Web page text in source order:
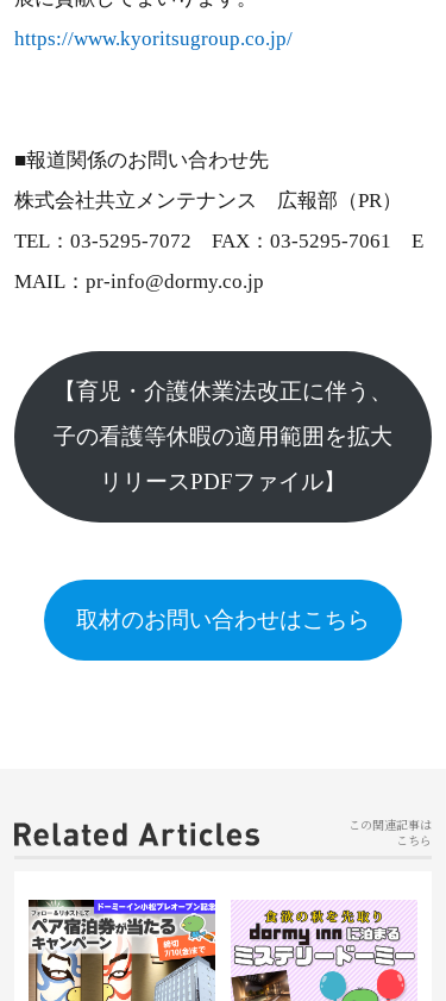
https://www.kyoritsugroup.co.jp/
■報道関係のお問い合わせ先
株式会社共立メンテナンス 広報部（PR）
TEL：03-5295-7072 FAX：03-5295-7061 E
MAIL：pr-info@dormy.co.jp
【育児・介護休業法改正に伴う、
子の看護等休暇の適用範囲を拡大
リリースPDFファイル】
取材のお問い合わせはこちら
この関連記事は
こちら